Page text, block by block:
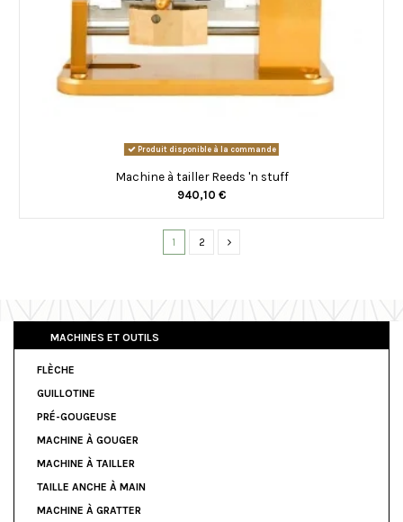
Produit disponible à la commande
Machine à tailler Reeds 'n stuff
940,10 €
1 2
MACHINES ET OUTILS
FLÈCHE
GUILLOTINE
PRÉ-GOUGEUSE
MACHINE À GOUGER
MACHINE À TAILLER
TAILLE ANCHE À MAIN
MACHINE À GRATTER